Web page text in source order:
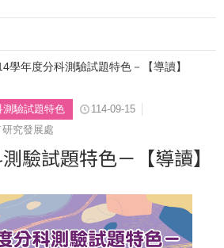
學年度分科測驗試題特色－【導讀】
測驗試題特色
114-09-15
究發展處
驗試題特色－【導讀】